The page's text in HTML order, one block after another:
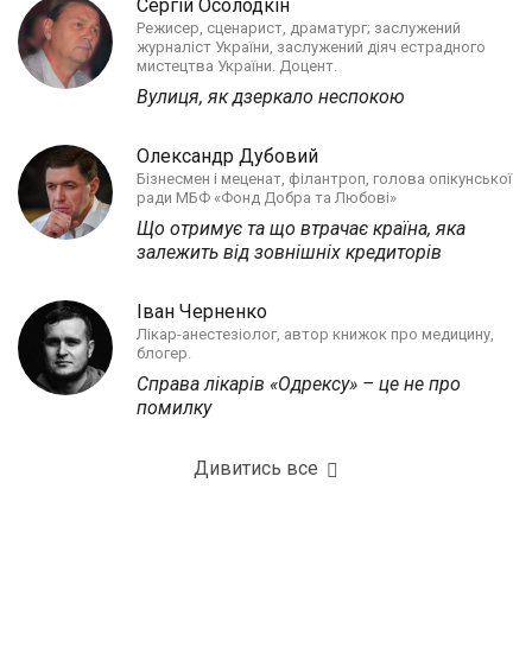
Сергій Осолодкін
Режисер, сценарист, драматург; заслужений
журналіст України, заслужений діяч естрадного
мистецтва України. Доцент.
Вулиця, як дзеркало неспокою
Олександр Дубовий
Бізнесмен і меценат, філантроп, голова опікунської
ради МБФ «Фонд Добра та Любові»
Що отримує та що втрачає країна, яка
залежить від зовнішніх кредиторів
Іван Черненко
Лікар-анестезіолог, автор книжок про медицину,
блогер.
Справа лікарів «Одрексу» – це не про
помилку
Дивитись все